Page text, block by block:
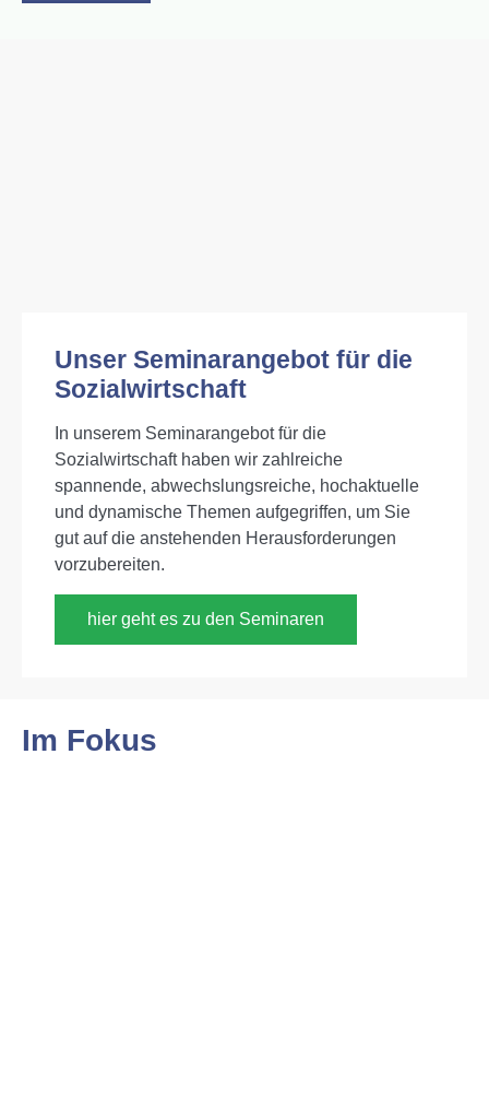
Unser Seminarangebot für die
Sozialwirtschaft
In unserem Seminarangebot für die
Sozialwirtschaft haben wir zahlreiche
spannende, abwechslungsreiche, hochaktuelle
und dynamische Themen aufgegriffen, um Sie
gut auf die anstehenden Herausforderungen
vorzubereiten.
hier geht es zu den Seminaren
Im Fokus